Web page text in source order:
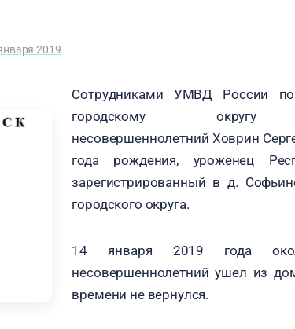
2019
Сотрудниками УМВД России
городскому округу
несовершеннолетний Ховрин
года рождения, уроженец
зарегистрированный в д.
городского округа.
14 января 2019 года
несовершеннолетний ушел из
времени не вернулся.